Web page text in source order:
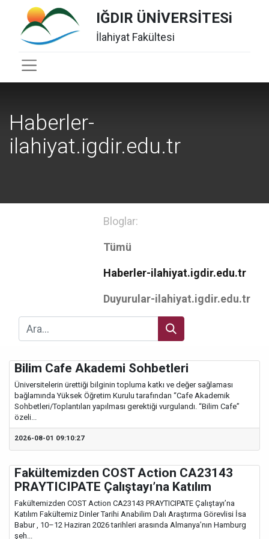
IĞDIR ÜNİVERSİTESi
İlahiyat Fakültesi
Haberler-
ilahiyat.igdir.edu.tr
Bloglar:
Tümü
Haberler-ilahiyat.igdir.edu.tr
Duyurular-ilahiyat.igdir.edu.tr
Bilim Cafe Akademi Sohbetleri
Üniversitelerin ürettiği bilginin topluma katkı ve değer sağlaması
bağlamında Yüksek Öğretim Kurulu tarafından “Cafe Akademik
Sohbetleri/Toplantıları yapılması gerektiği vurgulandı. “Bilim Cafe”
özeli...
2026-08-01 09:10:27
Fakültemizden COST Action CA23143
PRAYTICIPATE Çalıştayı’na Katılım
Fakültemizden COST Action CA23143 PRAYTICIPATE Çalıştayı’na
Katılım Fakültemiz Dinler Tarihi Anabilim Dalı Araştırma Görevlisi İsa
Babur , 10–12 Haziran 2026 tarihleri arasında Almanya’nın Hamburg
şeh...